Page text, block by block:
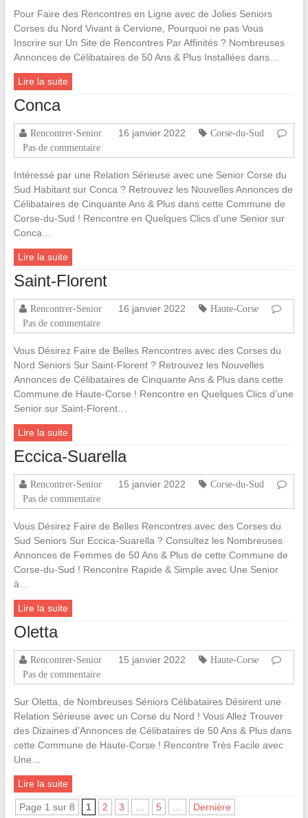
Pour Faire des Rencontres en Ligne avec de Jolies Seniors
Corses du Nord Vivant à Cervione, Pourquoi ne pas Vous
Inscrire sur Un Site de Rencontres Par Affinités ? Nombreuses
Annonces de Célibataires de 50 Ans & Plus Installées dans…
Lire la suite
Conca
Rencontrer-Senior 16 janvier 2022
Corse-du-Sud
Pas de commentaire
Intéressé par une Relation Sérieuse avec une Senior Corse du
Sud Habitant sur Conca ? Retrouvez les Nouvelles Annonces de
Célibataires de Cinquante Ans & Plus dans cette Commune de
Corse-du-Sud ! Rencontre en Quelques Clics d’une Senior sur
Conca…
Lire la suite
Saint-Florent
Rencontrer-Senior 16 janvier 2022
Haute-Corse
Pas de commentaire
Vous Désirez Faire de Belles Rencontres avec des Corses du
Nord Seniors Sur Saint-Florent ? Retrouvez les Nouvelles
Annonces de Célibataires de Cinquante Ans & Plus dans cette
Commune de Haute-Corse ! Rencontre en Quelques Clics d’une
Senior sur Saint-Florent…
Lire la suite
Eccica-Suarella
Rencontrer-Senior 15 janvier 2022
Corse-du-Sud
Pas de commentaire
Vous Désirez Faire de Belles Rencontres avec des Corses du
Sud Seniors Sur Eccica-Suarella ? Consultez les Nombreuses
Annonces de Femmes de 50 Ans & Plus de cette Commune de
Corse-du-Sud ! Rencontre Rapide & Simple avec Une Senior
à…
Lire la suite
Oletta
Rencontrer-Senior 15 janvier 2022
Haute-Corse
Pas de commentaire
Sur Oletta, de Nombreuses Séniors Célibataires Désirent une
Relation Sérieuse avec un Corse du Nord ! Vous Allez Trouver
des Dizaines d’Annonces de Célibataires de 50 Ans & Plus dans
cette Commune de Haute-Corse ! Rencontre Très Facile avec
Une…
Lire la suite
Page 1 sur 8 1 2 3 … 5 … Dernière